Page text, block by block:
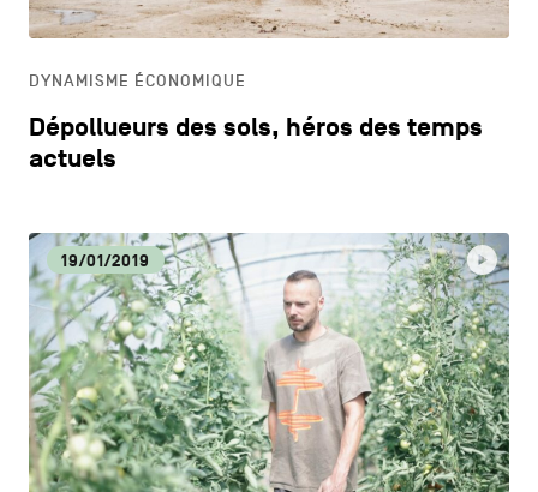
DYNAMISME ÉCONOMIQUE
Dépollueurs des sols, héros des temps
actuels
19/01/2019